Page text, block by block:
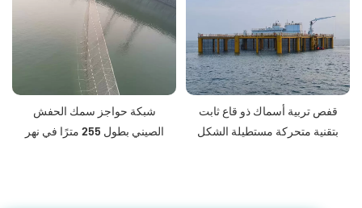
شبكة حواجز سمك الحفش
الصيني بطول 255 مترًا في نهر
قفص تربية أسماك ذو قاع ثابت
بتقنية متحركة مستطيلة الشكل